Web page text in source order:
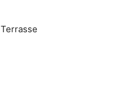
Terrasse